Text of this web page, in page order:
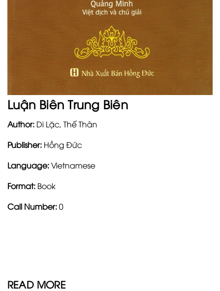
Luận Biên Trung Biên
Author: Di Lặc, Thế Thân
Publisher: Hồng Đức
Language:Vietnamese
Format: Book
Call Number:0
READ MORE